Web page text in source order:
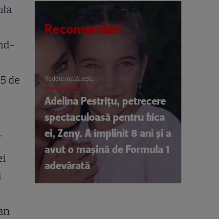
de
Recomandări
Vedete româneşti
Adelina Pestrițu, petrecere
spectaculoasă pentru fiica
ei, Zeny. A împlinit 8 ani și a
avut o mașină de Formula 1
adevărată